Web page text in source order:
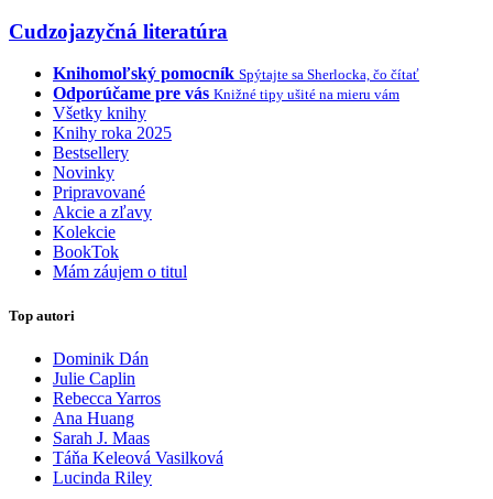
Cudzojazyčná literatúra
Knihomoľský pomocník Spýtajte sa Sherlocka, čo čítať
Odporúčame pre vás Knižné tipy ušité na mieru vám
Všetky knihy
Knihy roka 2025
Bestsellery
Novinky
Pripravované
Akcie a zľavy
Kolekcie
BookTok
Mám záujem o titul
Top autori
Dominik Dán
Julie Caplin
Rebecca Yarros
Ana Huang
Sarah J. Maas
Táňa Keleová Vasilková
Lucinda Riley